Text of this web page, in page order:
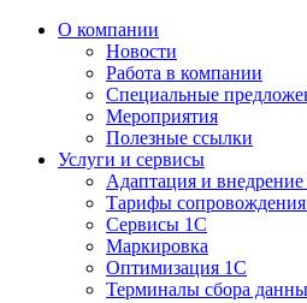
О компании
Новости
Работа в компании
Специальные
Мероприятия
Полезные ссылки
Услуги и сервисы
Адаптация и
Тарифы
Сервисы 1С
Маркировка
Оптимизация 1С
Терминалы сбора